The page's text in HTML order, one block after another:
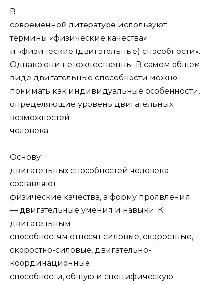
В
современной литературе используют
термины «физические качества»
и «физические (двигательные) способности».
Однако они нетождественны. В самом общем
виде двигательные способности можно
понимать как индивидуальные особенности,
определяющие уровень двигательных
возможностей
человека.
Основу
двигательных способностей человека
составляют
физические качества, а форму проявления
— двигательные умения и навыки. К
двигательным
способностям относят силовые, скоростные,
скоростно-силовые, двигательно-
координационные
способности, общую и специфическую